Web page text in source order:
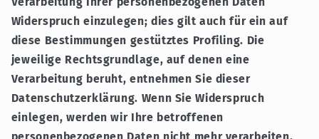
Widerspruch einzulegen; dies gilt auch für ein auf
diese Bestimmungen gestütztes Profiling. Die
jeweilige Rechtsgrundlage, auf denen eine
Verarbeitung beruht, entnehmen Sie dieser
Datenschutzerklärung. Wenn Sie Widerspruch
einlegen, werden wir Ihre betroffenen